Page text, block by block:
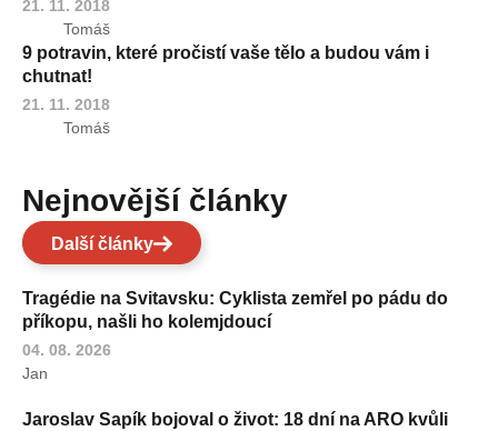
21. 11. 2018
Tomáš
9 potravin, které pročistí vaše tělo a budou vám i
chutnat!
21. 11. 2018
Tomáš
Nejnovější články
Další články
Tragédie na Svitavsku: Cyklista zemřel po pádu do
příkopu, našli ho kolemjdoucí
04. 08. 2026
Jan
Jaroslav Sapík bojoval o život: 18 dní na ARO kvůli